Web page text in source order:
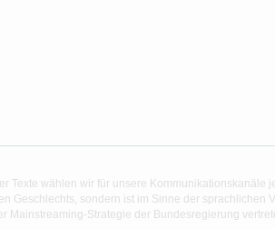
wählen wir für unsere Kommunikationskanäle
sondern ist im Sinne der sprachlichen
Strategie der Bundesregierung